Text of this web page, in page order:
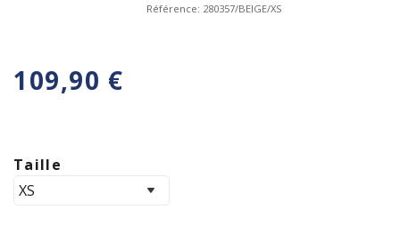
Référence: 280357/BEIGE/XS
109,90 €
Taille